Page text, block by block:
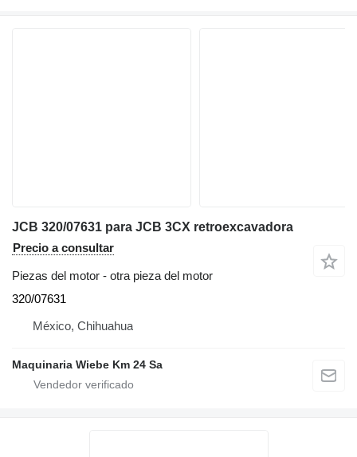
JCB 320/07631 para JCB 3CX retroexcavadora
Precio a consultar
Piezas del motor - otra pieza del motor
320/07631
México, Chihuahua
Maquinaria Wiebe Km 24 Sa